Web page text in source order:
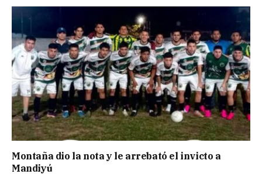
Montaña dio la nota y le arrebató el invicto a
Mandiyú